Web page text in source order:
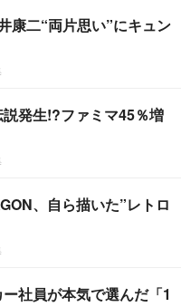
康二“両片思い”にキュン
発生!?ファミマ45％増
、自ら描いた”レトロ
社員が本気で選んだ「1